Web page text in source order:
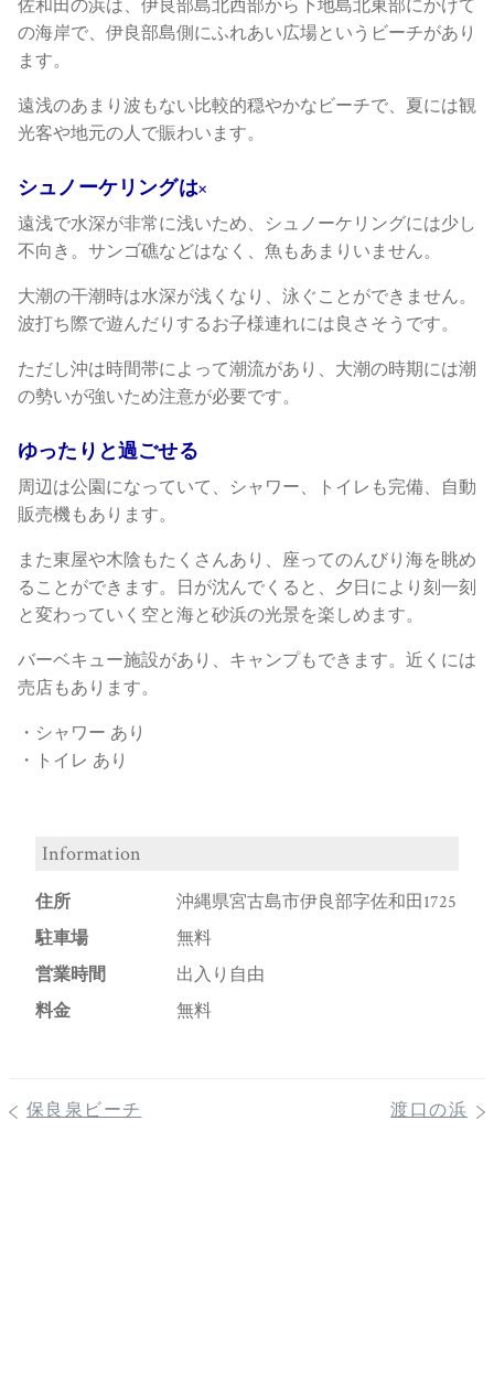
佐和田の浜は、伊良部島北西部から下地島北東部にかけて
の海岸で、伊良部島側にふれあい広場というビーチがあり
ます。
遠浅のあまり波もない比較的穏やかなビーチで、夏には観
光客や地元の人で賑わいます。
シュノーケリングは×
遠浅で水深が非常に浅いため、シュノーケリングには少し
不向き。サンゴ礁などはなく、魚もあまりいません。
大潮の干潮時は水深が浅くなり、泳ぐことができません。
波打ち際で遊んだりするお子様連れには良さそうです。
ただし沖は時間帯によって潮流があり、大潮の時期には潮
の勢いが強いため注意が必要です。
ゆったりと過ごせる
周辺は公園になっていて、シャワー、トイレも完備、自動
販売機もあります。
また東屋や木陰もたくさんあり、座ってのんびり海を眺め
ることができます。日が沈んでくると、夕日により刻一刻
と変わっていく空と海と砂浜の光景を楽しめます。
バーベキュー施設があり、キャンプもできます。近くには
売店もあります。
・シャワー あり
・トイレ あり
Information
住所
沖縄県宮古島市伊良部字佐和田1725
駐車場
無料
営業時間
出入り自由
料金
無料
保良泉ビーチ 渡口の浜